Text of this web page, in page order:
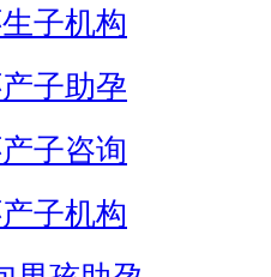
子机构
子助孕
子咨询
子机构